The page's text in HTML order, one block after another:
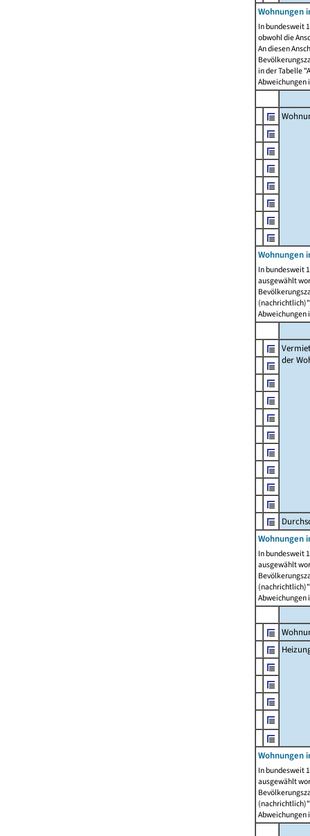
Wohnungen
In bundesweit
obwohl die
An diesen
in der Tabelle
Abweichungen
Wohnungen
In bundesweit
ausgewählt
Abweichungen
der
Wohnungen
In bundesweit
ausgewählt
Abweichungen
Wohnungen
In bundesweit
ausgewählt
Abweichungen